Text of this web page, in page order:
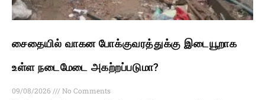
சைதையில் வாகன போக்குவரத்துக்கு இடையூறாக
உள்ள நடைமேடை அகற்றப்படுமா?
09/08/2026
No Comments